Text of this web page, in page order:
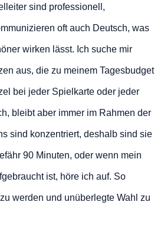
sind professionell,
oft auch Deutsch, was
wirken lässt. Ich suche mir
aus, die zu meinem Tagesbudget
bei jeder Spielkarte oder jeder
bleibt aber immer im Rahmen der
sind konzentriert, deshalb sind sie
90 Minuten, oder wenn mein
ist, höre ich auf. So
werden und unüberlegte Wahl zu